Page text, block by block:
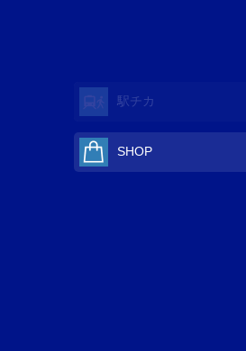
駅チカ
SHOP